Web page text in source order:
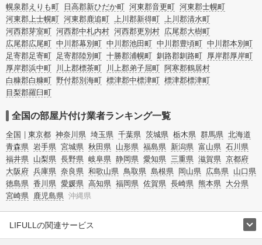
幌泉郡えりも町
日高郡新ひだか町 河東郡音更町 河東郡士幌町
河東郡上士幌町 河東郡鹿追町 上川郡新得町 上川郡清水町
河西郡芽室町 河西郡中札内村 河西郡更別村 広尾郡大樹町
広尾郡広尾町 中川郡幕別町 中川郡池田町 中川郡豊頃町 中川郡本別町
足寄郡足寄町 足寄郡陸別町 十勝郡浦幌町 釧路郡釧路町 厚岸郡厚岸町
厚岸郡浜中町
川上郡標茶町 川上郡弟子屈町 阿寒郡鶴居村
白糠郡白糠町 野付郡別海町 標津郡中標津町 標津郡標津町
目梨郡羅臼町
全国の部屋片付け業者ランキング一覧
全国 東京都 神奈川県 埼玉県 千葉県 茨城県 栃木県 群馬県 北海道
青森県 岩手県 宮城県 秋田県 山形県 福島県 新潟県 富山県 石川県
福井県 山梨県 長野県 岐阜県 静岡県 愛知県 三重県 滋賀県 京都府
大阪府 兵庫県 奈良県 和歌山県 鳥取県 島根県 岡山県 広島県 山口県
徳島県 香川県 愛媛県 高知県 福岡県 佐賀県 長崎県 熊本県 大分県
宮崎県 鹿児島県 沖縄県
LIFULLの関連サービス